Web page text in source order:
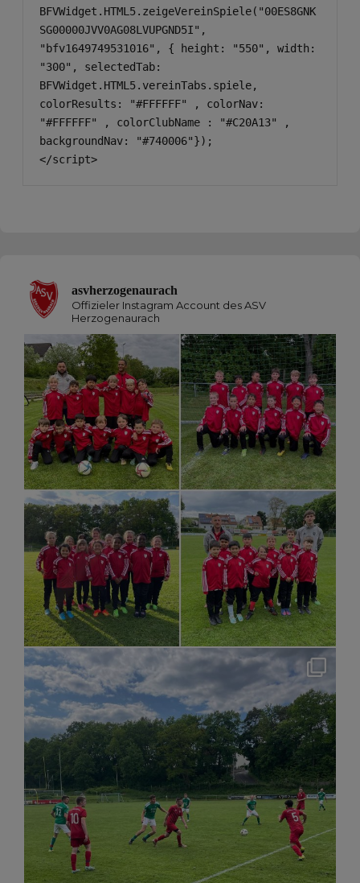
BFVWidget.HTML5.zeigeVereinSpiele("00ES8GNK
SG00000JVV0AG08LVUPGND5I",
"bfv1649749531016", { height: "550", width:
"300", selectedTab:
BFVWidget.HTML5.vereinTabs.spiele,
colorResults: "#FFFFFF" , colorNav:
"#FFFFFF" , colorClubName : "#C20A13" ,
backgroundNav: "#740006"});
</script>
asvherzogenaurach
Offizieler Instagram Account des ASV
Herzogenaurach